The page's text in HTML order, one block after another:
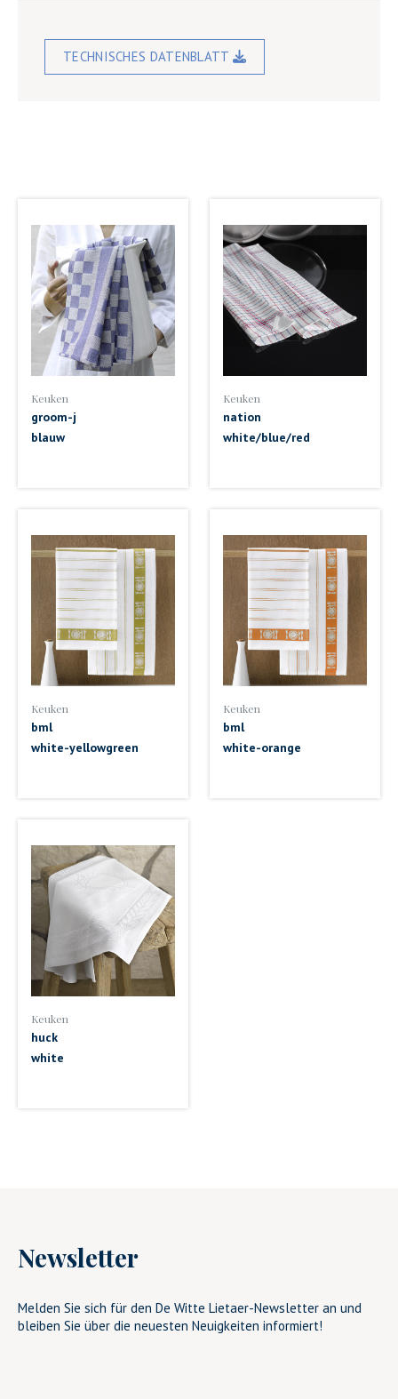
TECHNISCHES DATENBLATT
Keuken
groom-j
blauw
Keuken
nation
white/blue/red
Keuken
bml
white-yellowgreen
Keuken
bml
white-orange
Keuken
huck
white
Newsletter
Melden Sie sich für den De Witte Lietaer-Newsletter an und
bleiben Sie über die neuesten Neuigkeiten informiert!